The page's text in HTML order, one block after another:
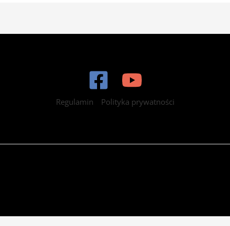
Regulamin Polityka prywatności